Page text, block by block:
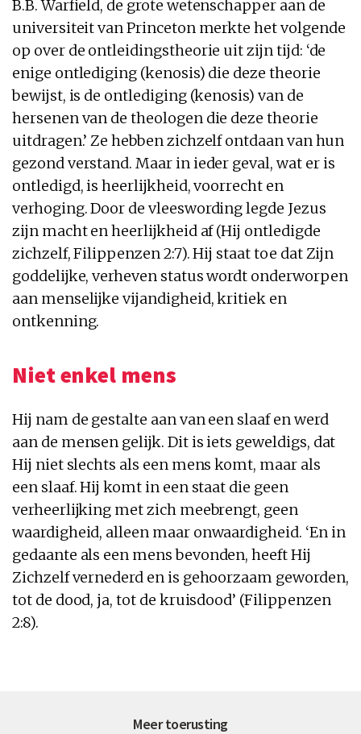
B.B. Warfield, de grote wetenschapper aan de
universiteit van Princeton merkte het volgende
op over de ontleidingstheorie uit zijn tijd: ‘de
enige ontlediging (kenosis) die deze theorie
bewijst, is de ontlediging (kenosis) van de
hersenen van de theologen die deze theorie
uitdragen.’ Ze hebben zichzelf ontdaan van hun
gezond verstand. Maar in ieder geval, wat er is
ontledigd, is heerlijkheid, voorrecht en
verhoging. Door de vleeswording legde Jezus
zijn macht en heerlijkheid af (Hij ontledigde
zichzelf, Filippenzen 2:7). Hij staat toe dat Zijn
goddelijke, verheven status wordt onderworpen
aan menselijke vijandigheid, kritiek en
ontkenning.
Niet enkel mens
Hij nam de gestalte aan van een slaaf en werd
aan de mensen gelijk. Dit is iets geweldigs, dat
Hij niet slechts als een mens komt, maar als
een slaaf. Hij komt in een staat die geen
verheerlijking met zich meebrengt, geen
waardigheid, alleen maar onwaardigheid. ‘En in
gedaante als een mens bevonden, heeft Hij
Zichzelf vernederd en is gehoorzaam geworden,
tot de dood, ja, tot de kruisdood’ (Filippenzen
2:8).
Meer toerusting